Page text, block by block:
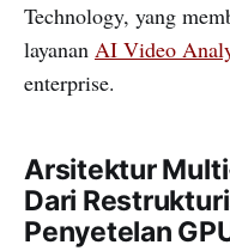
Technology, yang
layanan AI Video
enterprise.
Arsitektur
Dari
Penyetelan